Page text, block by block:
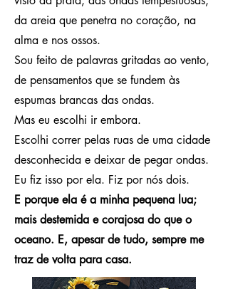
da areia que penetra no coração, na
alma e nos ossos.
Sou feito de palavras gritadas ao vento,
de pensamentos que se fundem às
espumas brancas das ondas.
Mas eu escolhi ir embora.
Escolhi correr pelas ruas de uma cidade
desconhecida e deixar de pegar ondas.
Eu fiz isso por ela. Fiz por nós dois.
E porque ela é a minha pequena lua;
mais destemida e corajosa do que o
oceano. E, apesar de tudo, sempre me
traz de volta para casa.